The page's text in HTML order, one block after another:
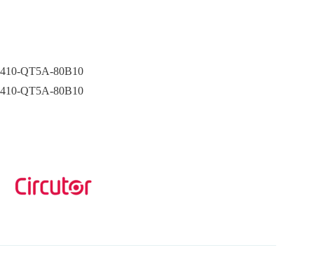
410-QT5A-80B10
410-QT5A-80B10